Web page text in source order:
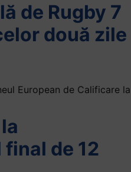
de Rugby 7
două zile
European de Calificare la
de 12